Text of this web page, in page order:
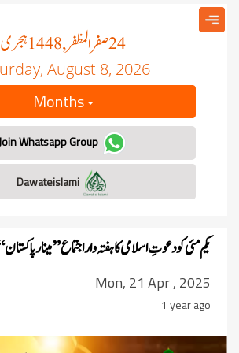
24صفر المظفر, 1448 ہجری
August 8, 2026
Months
Join Whatsapp Group
یکم مئی کو دعوتِ اسلامی کا ہفتہ وار اجتماع ”مینار
Mon, 21 Apr , 2025
1 year ago